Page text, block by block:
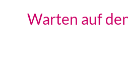
Warten auf